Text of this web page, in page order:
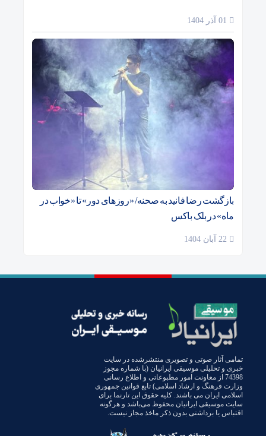
بازگشت رضا فانید به صحنه/ «روزهای دور» تا «خواب در
ماه» در بلک باکس
تمامی آثار صوتی و تصویری منتشرشده در سایت
خبری و تحلیلی موسیقی ایرانیان (با شماره مجوز
74398 از معاونت امور مطبوعاتی و اطلاع رسانی
وزارت فرهنگ و ارشاد اسلامی) تابع قوانین جمهوری
اسلامی ایران می باشند. کلیه حقوق این تارنما برای
سایت موسیقی ایرانیان محفوظ می‌باشد و هرگونه
اقتباس یا برداشتی بدون ذکر ماخذ مجاز نیست.